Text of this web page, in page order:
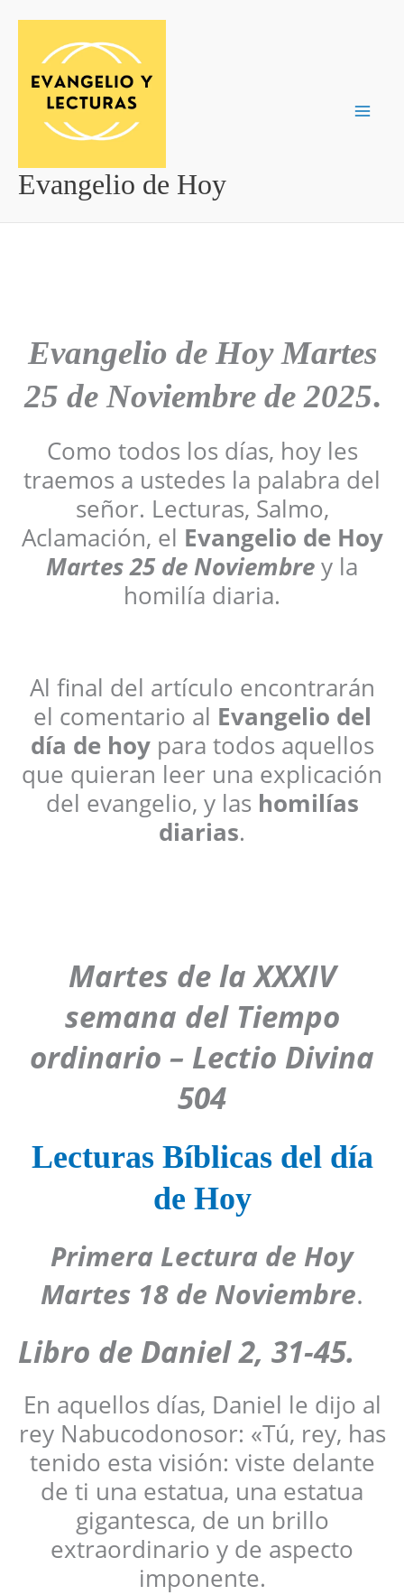
contenido
Evangelio de Hoy
Evangelio de Hoy Martes
25 de Noviembre de 2025.
Como todos los días, hoy les
traemos a ustedes la palabra del
señor. Lecturas, Salmo,
Aclamación, el Evangelio de Hoy
Martes 25 de Noviembrey la
homilía diaria.
Al final del artículo encontrarán
el comentario al Evangelio del
día de hoypara todos aquellos
que quieran leer una explicación
del evangelio, y las homilías
diarias.
Martes de la XXXIV
semana del Tiempo
ordinario – Lectio Divina
504
Lecturas Bíblicas del día
de Hoy
Primera Lectura de Hoy
Martes 18 de Noviembre.
Libro de Daniel 2, 31-45.
En aquellos días, Daniel le dijo al
rey Nabucodonosor: «Tú, rey, has
tenido esta visión: viste delante
de ti una estatua, una estatua
gigantesca, de un brillo
extraordinario y de aspecto
imponente.